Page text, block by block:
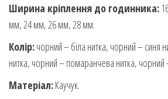
Ширина кріплення до годинника:
мм, 24 мм, 26 мм, 28 мм.
Колір:чорний – біла нитка, чорний – синя
нитка, чорний – помаранчева нитка, чорний
Матеріал:Каучук.